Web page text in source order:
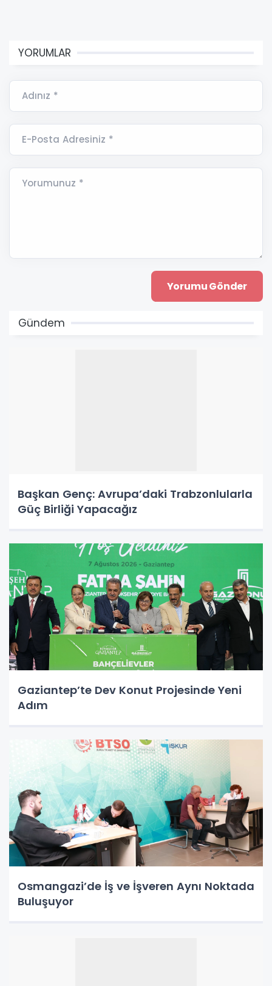
YORUMLAR
Adınız *
E-Posta Adresiniz *
Yorumunuz *
Gündem
Başkan Genç: Avrupa’daki Trabzonlularla
Güç Birliği Yapacağız
Gaziantep’te Dev Konut Projesinde Yeni
Adım
Osmangazi’de İş ve İşveren Aynı Noktada
Buluşuyor